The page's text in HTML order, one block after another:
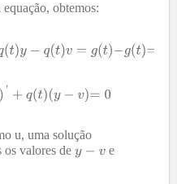
obtemos:
u, uma solução
valores de
e